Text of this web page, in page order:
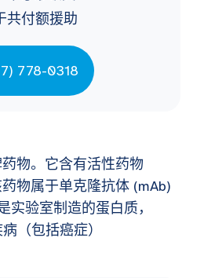
共付额援助
778-0318
物。它含有活性药物
物属于单克隆抗体 (mAb)
实验室制造的蛋白质，
（包括癌症）